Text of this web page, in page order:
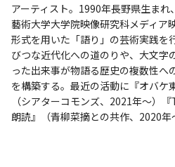
アーティスト。1990年長野県生ま
藝術大学大学院映像研究科メディア
形式を用いた「語り」の芸術実践を
びつな近代化への道のりや、大文字
った出来事が物語る歴史の複数性へ
を構築する。最近の活動に『オバケ
（シアターコモンズ、2021年〜）
朗読』（⻘柳菜摘との共作、2020年